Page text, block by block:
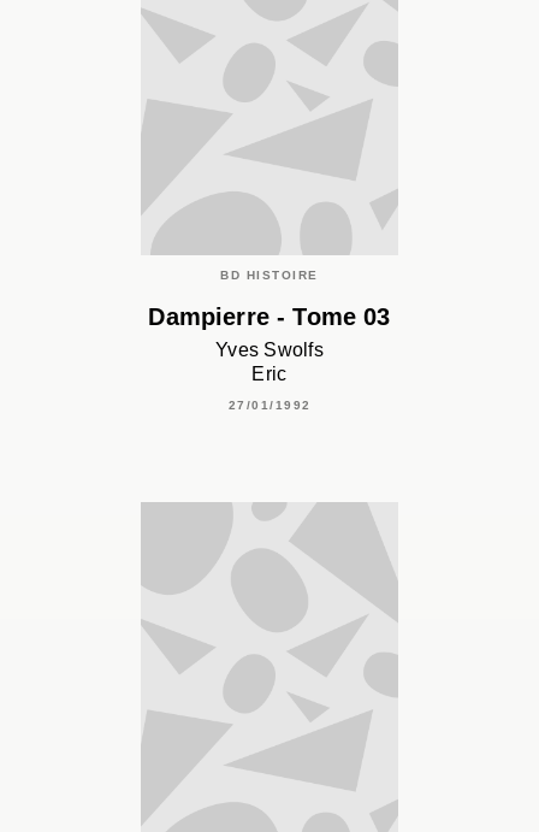
BD HISTOIRE
Dampierre - Tome 03
Yves Swolfs
Eric
27/01/1992